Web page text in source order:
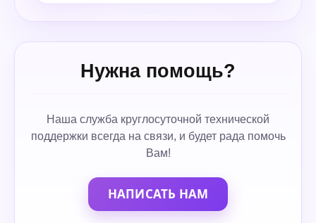
Нужна помощь?
Наша служба круглосуточной технической
поддержки всегда на связи, и будет рада помочь
Вам!
НАПИСАТЬ НАМ